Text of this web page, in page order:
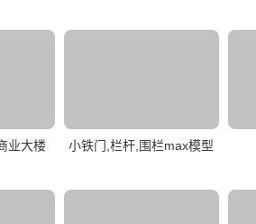
业大楼
小铁门,栏杆,围栏max模型